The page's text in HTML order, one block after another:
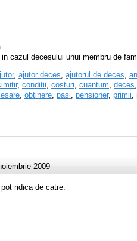
cazul decesului unui membru de
, ajutor deces ajutorul de deces
, conditii costuri cuantum deces
obtinere pasi pensioner, primii
2009
ridica de catre: